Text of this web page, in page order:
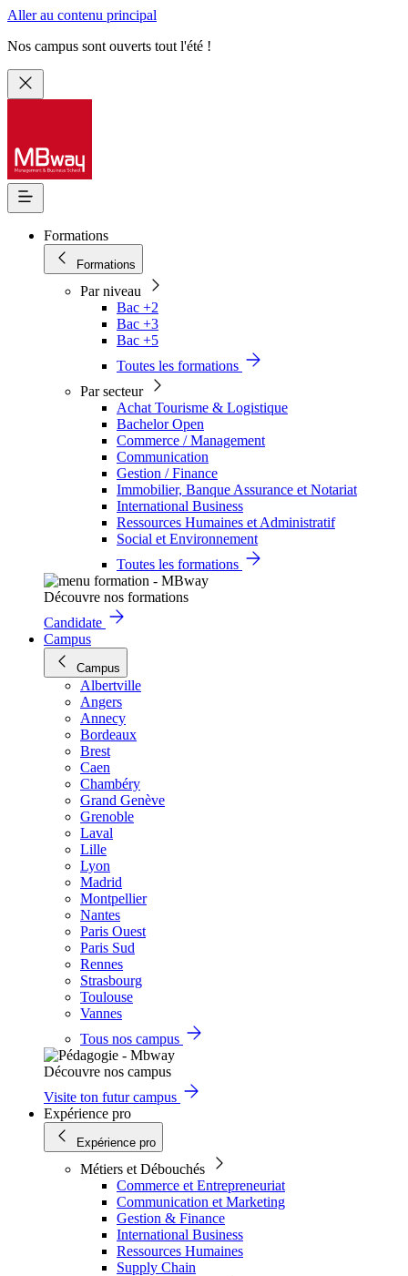
Aller au contenu principal
Nos campus sont ouverts tout l'été !
Formations
Formations
Par niveau
Bac +2
Bac +3
Bac +5
Toutes les formations
Par secteur
Achat Tourisme & Logistique
Bachelor Open
Commerce / Management
Communication
Gestion / Finance
Immobilier, Banque Assurance et Notariat
International Business
Ressources Humaines et Administratif
Social et Environnement
Toutes les formations
Découvre nos formations
Candidate
Campus
Campus
Albertville
Angers
Annecy
Bordeaux
Brest
Caen
Chambéry
Grand Genève
Grenoble
Laval
Lille
Lyon
Madrid
Montpellier
Nantes
Paris Ouest
Paris Sud
Rennes
Strasbourg
Toulouse
Vannes
Tous nos campus
Découvre nos campus
Visite ton futur campus
Expérience pro
Expérience pro
Métiers et Débouchés
Commerce et Entrepreneuriat
Communication et Marketing
Gestion & Finance
International Business
Ressources Humaines
Supply Chain